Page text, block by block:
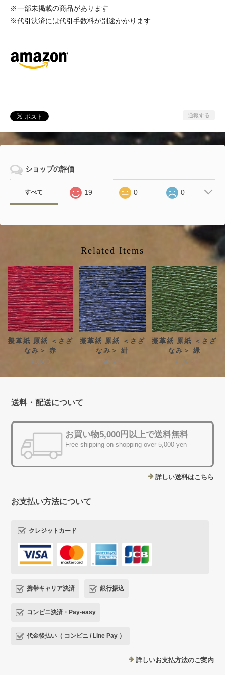
※一部未掲載の商品があります
※代引決済には代引手数料が別途かかります
通報する
ショップの評価
すべて 19 0 0
Related Items
擬革紙 原紙 ＜さざ
なみ＞ 赤
¥6,600
擬革紙 原紙 ＜さざ
なみ＞ 紺
¥6,600
擬革紙 原紙 ＜さざ
なみ＞ 緑
¥6,600
送料・配送について
お買い物5,000円以上で送料無料
Free shipping on shopping over 5,000 yen
詳しい送料はこちら
お支払い方法について
クレジットカード
携帯キャリア決済 銀行振込
コンビニ決済・Pay-easy
代金後払い（ コンビニ / Line Pay ）
詳しいお支払方法のご案内